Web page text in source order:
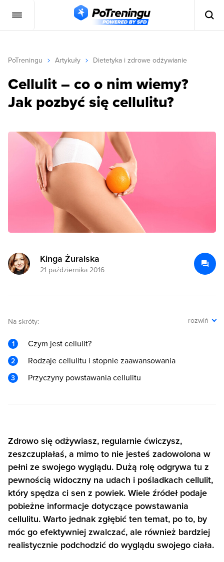
PoTreningu Artykuły Dietetyka i zdrowe odżywianie
Cellulit – co o nim wiemy?
Jak pozbyć się cellulitu?
Kinga Żuralska
21 października 2016
Na skróty: rozwiń
Czym jest cellulit?
Rodzaje cellulitu i stopnie zaawansowania
Przyczyny powstawania cellulitu
Zdrowo się odżywiasz, regularnie ćwiczysz,
zeszczuplałaś, a mimo to nie jesteś zadowolona w
pełni ze swojego wyglądu. Dużą rolę odgrywa tu z
pewnością widoczny na udach i pośladkach cellulit,
który spędza ci sen z powiek. Wiele źródeł podaje
pobieżne informacje dotyczące powstawania
cellulitu. Warto jednak zgłębić ten temat, po to, by
móc go efektywniej zwalczać, ale również bardziej
realistycznie podchodzić do wyglądu swojego ciała.